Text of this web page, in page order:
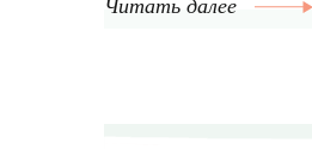
Читать далее